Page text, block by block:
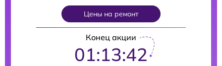
Цены на ремонт
Конец акции
01:13:41